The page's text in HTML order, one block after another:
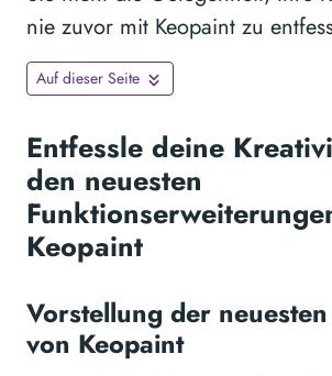
nie zuvor mit Keopaint zu
Auf dieser Seite
Entfessle deine
den neuesten
Keopaint
Vorstellung der
von Keopaint